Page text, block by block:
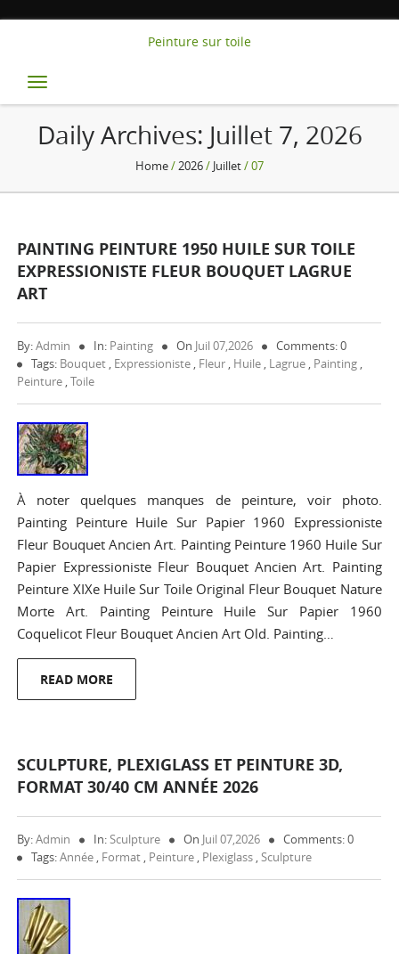
Peinture sur toile
Toggle
navigation
Daily Archives: Juillet 7, 2026
Home/2026/ Juillet/ 07
PAINTING PEINTURE 1950 HUILE SUR TOILE
EXPRESSIONISTE FLEUR BOUQUET LAGRUE
ART
By:Admin In: Painting On Juil 07,2026
Comments: 0
Tags: Bouquet , Expressioniste , Fleur , Huile , Lagrue , Painting ,
Peinture ,Toile
À noter quelques manques de peinture, voir photo.
Painting Peinture Huile Sur Papier 1960 Expressioniste
Fleur Bouquet Ancien Art. Painting Peinture 1960 Huile Sur
Papier Expressioniste Fleur Bouquet Ancien Art. Painting
Peinture XIXe Huile Sur Toile Original Fleur Bouquet Nature
Morte Art. Painting Peinture Huile Sur Papier 1960
Coquelicot Fleur Bouquet Ancien Art Old. Painting…
READ MORE
SCULPTURE, PLEXIGLASS ET PEINTURE 3D,
FORMAT 30/40 CM ANNÉE 2026
By:Admin In:Sculpture On Juil 07,2026
Comments: 0
Tags:Année , Format , Peinture , Plexiglass ,Sculpture